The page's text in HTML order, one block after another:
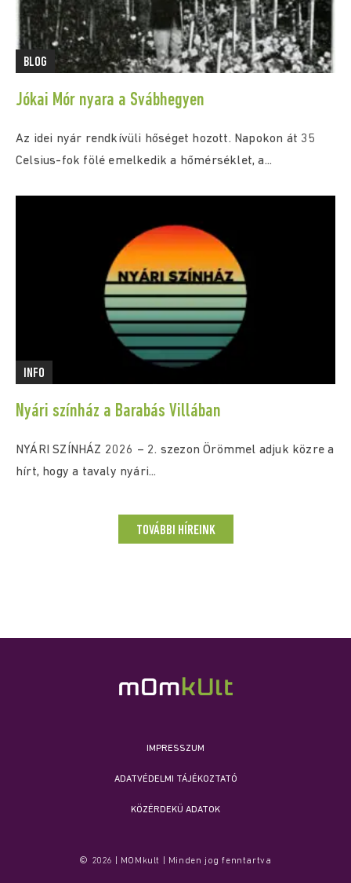
BLOG
Jókai Mór nyara a Svábhegyen
Az idei nyár rendkívüli hőséget hozott. Napokon át 35
Celsius-fok fölé emelkedik a hőmérséklet, a...
INFO
Nyári színház a Barabás Villában
NYÁRI SZÍNHÁZ 2026 – 2. szezon Örömmel adjuk közre a
hírt, hogy a tavaly nyári...
TOVÁBBI HÍREINK
IMPRESSZUM
ADATVÉDELMI TÁJÉKOZTATÓ
KÖZÉRDEKŰ ADATOK
© 2026 | MOMkult | Minden jog fenntartva